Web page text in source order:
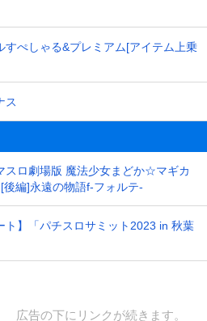
すぺしゃる&プレミアム[アイテム上乗
ス
スロ劇場版 魔法少女まどか☆マギカ
編]永遠の物語f-フォルテ-
ト】「パチスロサミット2023 in 秋葉
広告の下にリンクが続きます。